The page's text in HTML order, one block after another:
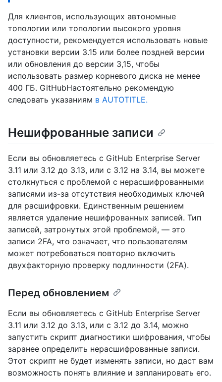
Для клиентов, использующих автономные
топологии или топологии высокого уровня
доступности, рекомендуется использовать новые
установки версии 3.15 или более поздней версии
или обновления до версии 3,15, чтобы
использовать размер корневого диска не менее
400 ГБ. GitHubНастоятельно рекомендую
следовать указаниям в AUTOTITLE.
Нешифрованные записи
Если вы обновляетесь с GitHub Enterprise Server
3.11 или 3.12 до 3.13, или с 3.12 на 3.14, вы можете
столкнуться с проблемой с нерасшифрованными
записями из-за отсутствия необходимых ключей
для расшифровки. Единственным решением
является удаление нешифрованных записей. Тип
записей, затронутых этой проблемой, — это
записи 2FA, что означает, что пользователям
может потребоваться повторно включить
двухфакторную проверку подлинности (2FA).
Перед обновлением
Если вы обновляетесь с GitHub Enterprise Server
3.11 или 3.12 до 3.13, или с 3.12 до 3.14, можно
запустить скрипт диагностики шифрования, чтобы
заранее определить нерасшифрованные записи.
Этот скрипт не будет изменять записи, но даст вам
возможность понять влияние и запланировать его.